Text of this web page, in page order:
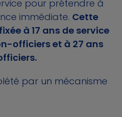
pour prétendre à
immédiate. Cette
à 17 ans de service
officiers et à 27 ans
par un mécanisme